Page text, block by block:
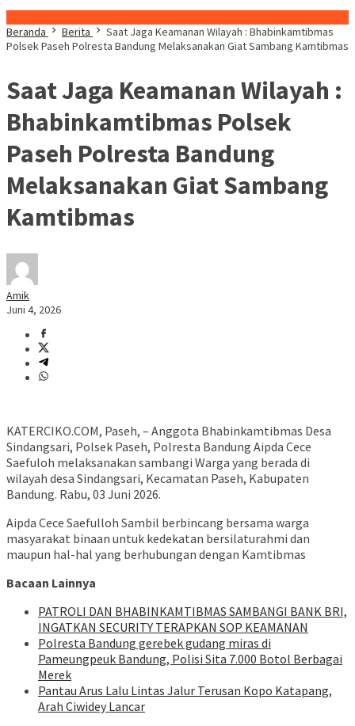
Beranda
Berita
Saat Jaga Keamanan Wilayah : Bhabinkamtibmas
Polsek Paseh Polresta Bandung Melaksanakan Giat Sambang Kamtibmas
Saat Jaga Keamanan Wilayah :
Bhabinkamtibmas Polsek
Paseh Polresta Bandung
Melaksanakan Giat Sambang
Kamtibmas
Amik
Juni 4, 2026
KATERCIKO.COM, Paseh, – Anggota Bhabinkamtibmas Desa
Sindangsari, Polsek Paseh, Polresta Bandung Aipda Cece
Saefuloh melaksanakan sambangi Warga yang berada di
wilayah desa Sindangsari, Kecamatan Paseh, Kabupaten
Bandung. Rabu, 03 Juni 2026.
Aipda Cece Saefulloh Sambil berbincang bersama warga
masyarakat binaan untuk kedekatan bersilaturahmi dan
maupun hal-hal yang berhubungan dengan Kamtibmas
Bacaan Lainnya
‎PATROLI DAN BHABINKAMTIBMAS SAMBANGI BANK BRI,
INGATKAN SECURITY TERAPKAN SOP KEAMANAN
Polresta Bandung gerebek gudang miras di
Pameungpeuk Bandung, Polisi Sita 7.000 Botol Berbagai
Merek
Pantau Arus Lalu Lintas Jalur Terusan Kopo Katapang,
Arah Ciwidey Lancar